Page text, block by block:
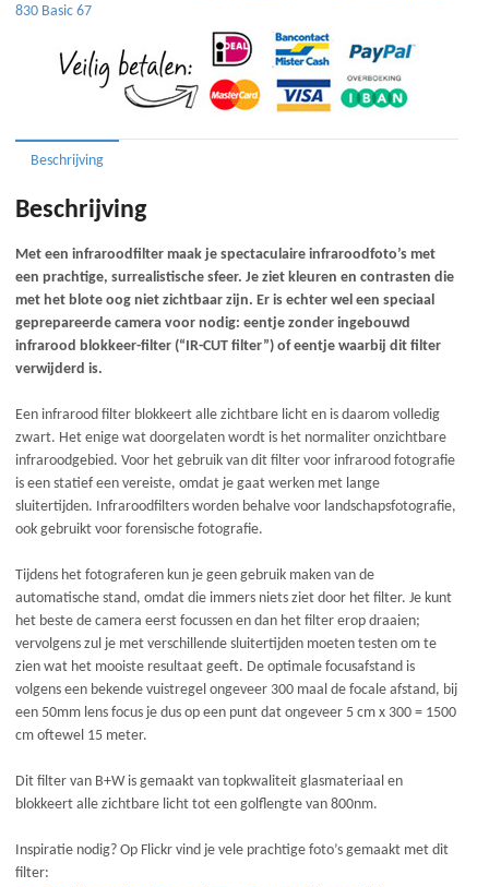
Red
67mm
830 Basic 67
Beschrijving
Beschrijving
Met een infraroodfilter maak je spectaculaire infraroodfoto’s met
een prachtige, surrealistische sfeer. Je ziet kleuren en contrasten die
met het blote oog niet zichtbaar zijn. Er is echter wel een speciaal
geprepareerde camera voor nodig: eentje zonder ingebouwd
infrarood blokkeer-filter (“IR-CUT filter”) of eentje waarbij dit filter
verwijderd is.
Een infrarood filter blokkeert alle zichtbare licht en is daarom volledig
zwart. Het enige wat doorgelaten wordt is het normaliter onzichtbare
infraroodgebied. Voor het gebruik van dit filter voor infrarood fotografie
is een statief een vereiste, omdat je gaat werken met lange
sluitertijden. Infraroodfilters worden behalve voor landschapsfotografie,
ook gebruikt voor forensische fotografie.
Tijdens het fotograferen kun je geen gebruik maken van de
automatische stand, omdat die immers niets ziet door het filter. Je kunt
het beste de camera eerst focussen en dan het filter erop draaien;
vervolgens zul je met verschillende sluitertijden moeten testen om te
zien wat het mooiste resultaat geeft. De optimale focusafstand is
volgens een bekende vuistregel ongeveer 300 maal de focale afstand, bij
een 50mm lens focus je dus op een punt dat ongeveer 5 cm x 300 = 1500
cm oftewel 15 meter.
Dit filter van B+W is gemaakt van topkwaliteit glasmateriaal en
blokkeert alle zichtbare licht tot een golflengte van 800nm.
Inspiratie nodig? Op Flickr vind je vele prachtige foto’s gemaakt met dit
filter: